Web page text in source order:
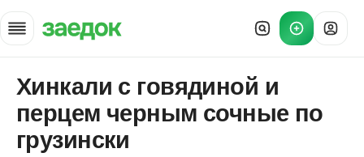
Главная
»
Рецепты
Хинкали с говядиной и перцем
Хинкали с говядиной и
перцем черным сочные по
грузински